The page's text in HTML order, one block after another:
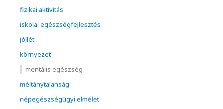
fizikai aktivitás
iskolai egészségfejlesztés
jóllét
környezet
mentális egészség
méltánytalanság
népegészségügyi elmélet